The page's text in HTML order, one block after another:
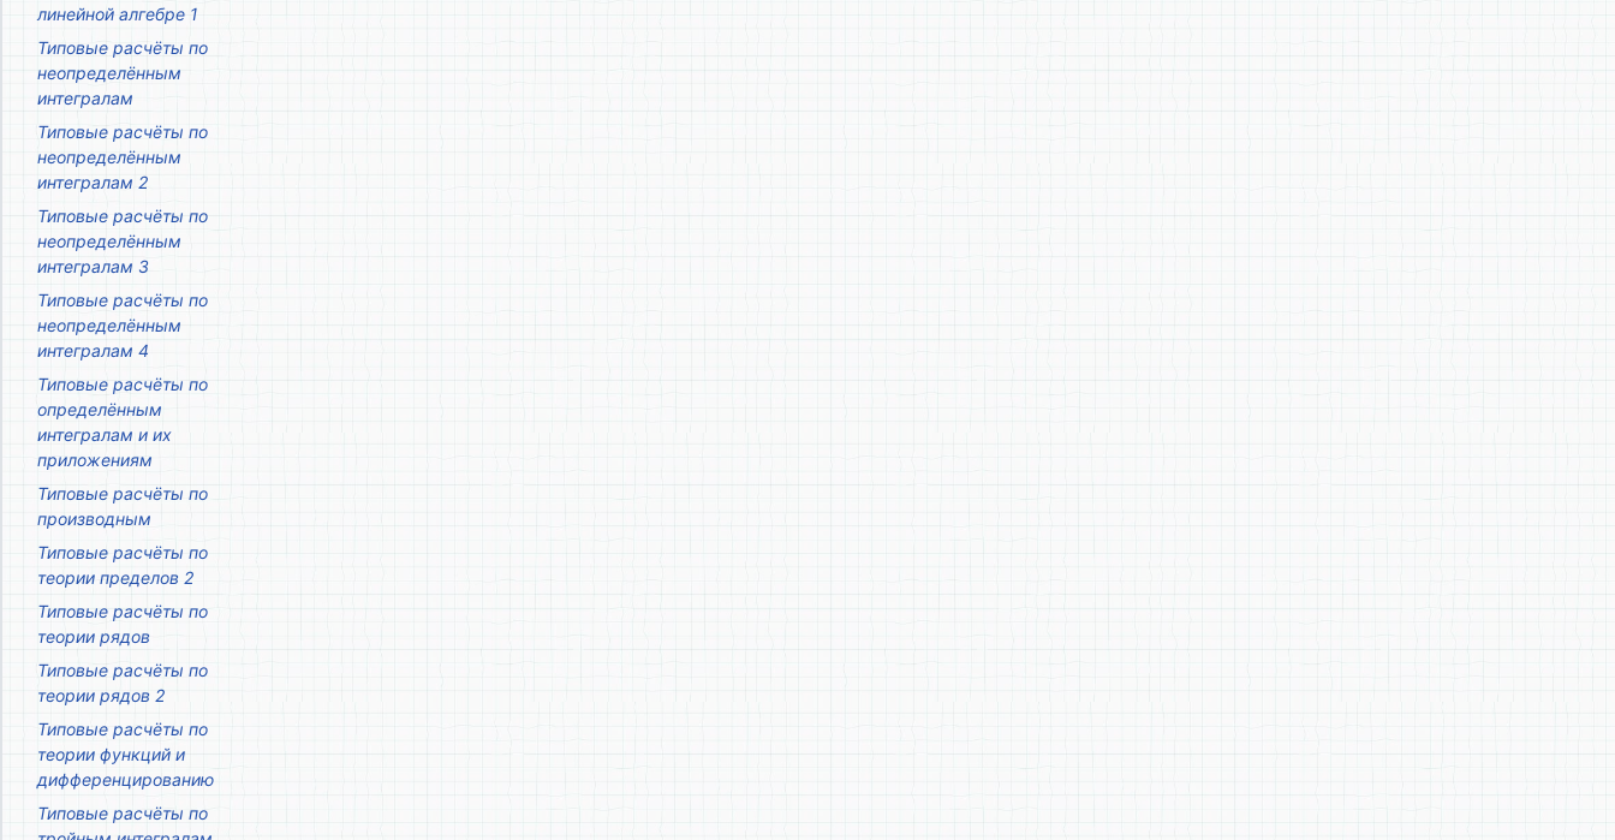
линейной алгебре 1
Типовые расчёты по
неопределённым
интегралам
Типовые расчёты по
неопределённым
интегралам 2
Типовые расчёты по
неопределённым
интегралам 3
Типовые расчёты по
неопределённым
интегралам 4
Типовые расчёты по
определённым
интегралам и их
приложениям
Типовые расчёты по
производным
Типовые расчёты по
теории пределов 2
Типовые расчёты по
теории рядов
Типовые расчёты по
теории рядов 2
Типовые расчёты по
теории функций и
дифференцированию
Типовые расчёты по